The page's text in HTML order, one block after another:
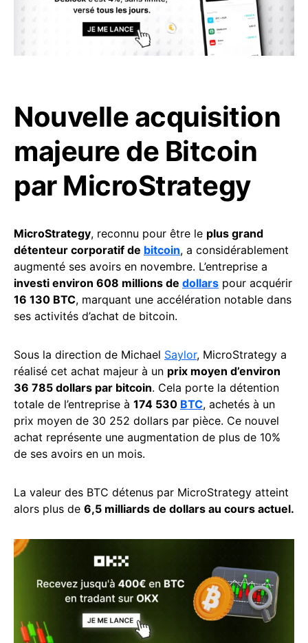
Nouvelle acquisition
majeure de Bitcoin
par MicroStrategy
MicroStrategy, reconnu pour être le plus grand
détenteur corporatif de bitcoin, a considérablement
augmenté ses avoirs en novembre. L’entreprise a
investi environ 608 millions de dollars pour acquérir
16 130 BTC, marquant une accélération notable dans
ses activités d’achat de bitcoin.
Sous la direction de Michael Saylor, MicroStrategy a
réalisé cet achat majeur à un prix moyen d’environ
36 785 dollars par bitcoin. Cela porte la détention
totale de l’entreprise à 174 530 BTC, achetés à un
prix moyen de 30 252 dollars par pièce. Ce nouvel
achat représente une augmentation de plus de 10%
de ses avoirs en un mois.
La valeur des BTC détenus par MicroStrategy atteint
alors plus de 6,5 milliards de dollars au cours actuel.